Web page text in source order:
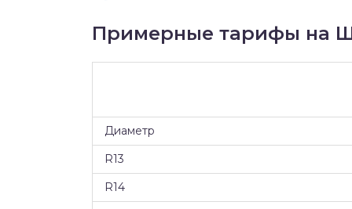
Примерные тарифы на
Диаметр
R13
R14